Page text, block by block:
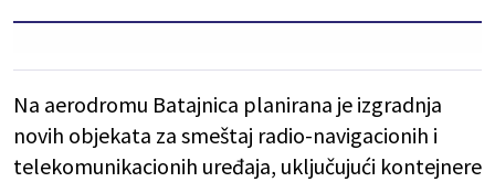
Na aerodromu Batajnica planirana je izgradnja
novih objekata za smeštaj radio-navigacionih i
telekomunikacionih uređaja, uključujući kontejnere